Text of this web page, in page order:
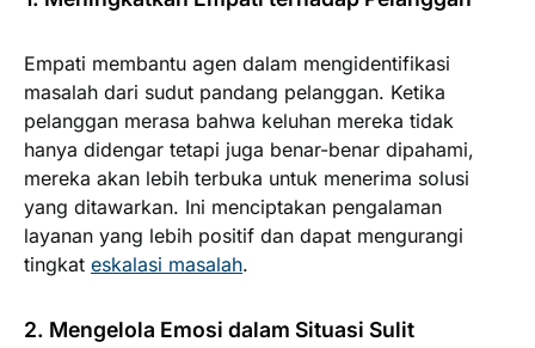
Empati membantu agen dalam mengidentifikasi
masalah dari sudut pandang pelanggan. Ketika
pelanggan merasa bahwa keluhan mereka tidak
hanya didengar tetapi juga benar-benar dipahami,
mereka akan lebih terbuka untuk menerima solusi
yang ditawarkan. Ini menciptakan pengalaman
layanan yang lebih positif dan dapat mengurangi
tingkat eskalasi masalah.
2. Mengelola Emosi dalam Situasi Sulit